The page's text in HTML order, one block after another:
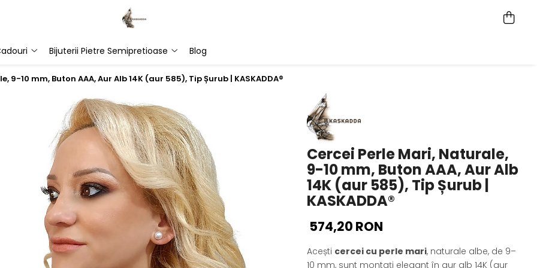
Bijuterii Pietre Semipretioase Blog
9-10 mm, Buton AAA, Aur Alb 14K (aur 585), Tip Șurub | KASKADDA®
Cercei Perle Mari, Naturale,
9-10 mm, Buton AAA, Aur Alb
14K (aur 585), Tip Șurub |
KASKADDA®
574,20 RON
Acești cercei cu perle mari, naturale albe, de 9–
10 mm, sunt montați elegant în aur alb 14K (aur